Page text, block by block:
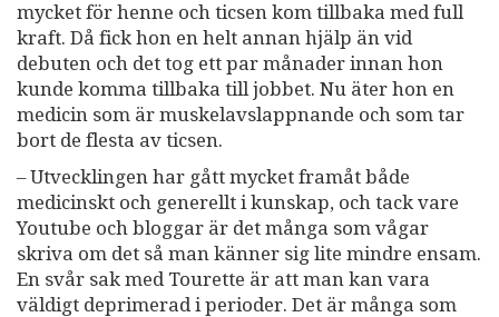
mycket för henne och ticsen kom tillbaka med full
kraft. Då fick hon en helt annan hjälp än vid
debuten och det tog ett par månader innan hon
kunde komma tillbaka till jobbet. Nu äter hon en
medicin som är muskelavslappnande och som tar
bort de flesta av ticsen.
– Utvecklingen har gått mycket framåt både
medicinskt och generellt i kunskap, och tack vare
Youtube och bloggar är det många som vågar
skriva om det så man känner sig lite mindre ensam.
En svår sak med Tourette är att man kan vara
väldigt deprimerad i perioder. Det är många som